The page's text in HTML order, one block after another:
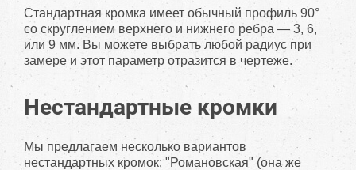
Стандартная кромка имеет обычный профиль 90°
со скруглением верхнего и нижнего ребра — 3, 6,
или 9 мм. Вы можете выбрать любой радиус при
замере и этот параметр отразится в чертеже.
Нестандартные кромки
Мы предлагаем несколько вариантов
нестандартных кромок: "Романовская" (она же